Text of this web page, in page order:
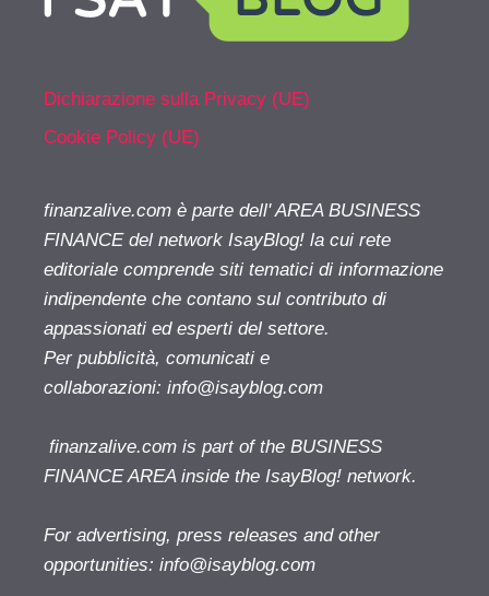
Dichiarazione sulla Privacy (UE)
Cookie Policy (UE)
finanzalive.com è parte dell' AREA BUSINESS
FINANCE del network IsayBlog! la cui rete
editoriale comprende siti tematici di informazione
indipendente che contano sul contributo di
appassionati ed esperti del settore.
Per pubblicità, comunicati e
collaborazioni: info@isayblog.com
finanzalive.com is part of the BUSINESS
FINANCE AREA inside the IsayBlog! network.
For advertising, press releases and other
opportunities: info@isayblog.com